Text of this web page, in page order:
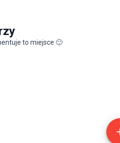
to miejsce 🙂